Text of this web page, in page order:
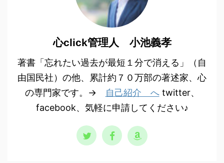
心click管理人 小池義孝
著書「忘れたい過去が最短１分で消える」（自
由国民社）の他、累計約７０万部の著述家、心
の専門家です。→
自己紹介 へtwitter、
facebook、気軽に申請してください♪